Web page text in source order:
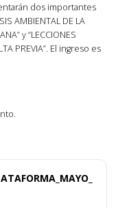
dos importantes
AMBIENTAL DE LA
y “LECCIONES
PREVIA”. El ingreso es